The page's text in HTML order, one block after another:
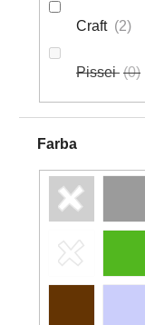
Craft 2
Pissei 0
Farba